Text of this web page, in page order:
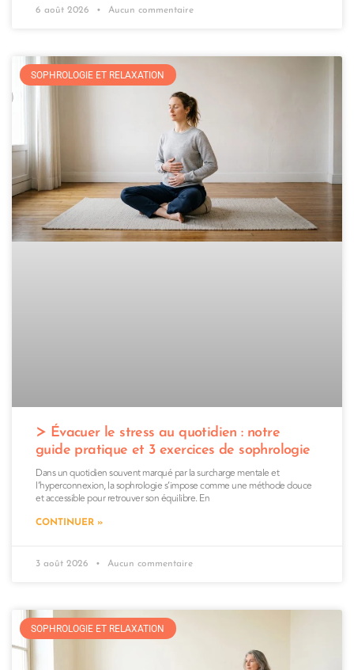
6 août 2026 Aucun commentaire
SOPHROLOGIE ET RELAXATION
Évacuer le stress au quotidien : notre
guide pratique et 3 exercices de sophrologie
Dans un quotidien souvent marqué par la surcharge mentale et
l’hyperconnexion, la sophrologie s’impose comme une méthode douce
et accessible pour retrouver son équilibre. En
CONTINUER »
3 août 2026 Aucun commentaire
SOPHROLOGIE ET RELAXATION